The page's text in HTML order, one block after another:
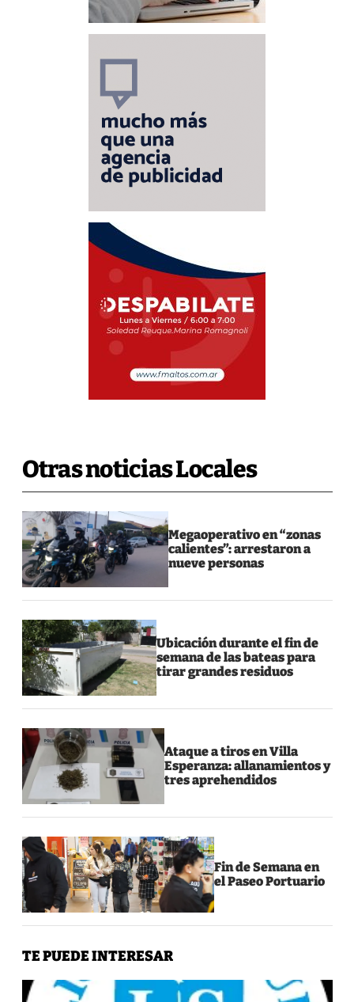
Otras noticias Locales
Megaoperativo en “zonas
calientes”: arrestaron a
nueve personas
Ubicación durante el fin de
semana de las bateas para
tirar grandes residuos
Ataque a tiros en Villa
Esperanza: allanamientos y
tres aprehendidos
Fin de Semana en
el Paseo Portuario
TE PUEDE INTERESAR